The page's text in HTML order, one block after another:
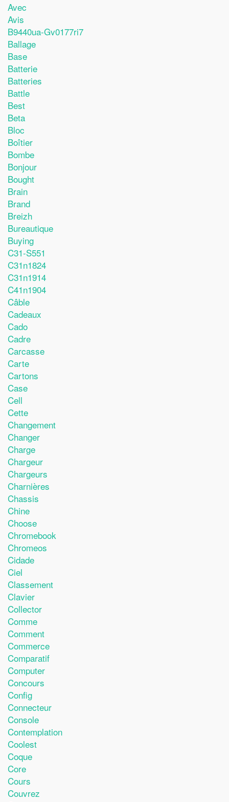
Avec
Avis
B9440ua-Gv0177ri7
Ballage
Base
Batterie
Batteries
Battle
Best
Beta
Bloc
Boîtier
Bombe
Bonjour
Bought
Brain
Brand
Breizh
Bureautique
Buying
C31-S551
C31n1824
C31n1914
C41n1904
Câble
Cadeaux
Cado
Cadre
Carcasse
Carte
Cartons
Case
Cell
Cette
Changement
Changer
Charge
Chargeur
Chargeurs
Charnières
Chassis
Chine
Choose
Chromebook
Chromeos
Cidade
Ciel
Classement
Clavier
Collector
Comme
Comment
Commerce
Comparatif
Computer
Concours
Config
Connecteur
Console
Contemplation
Coolest
Coque
Core
Cours
Couvrez